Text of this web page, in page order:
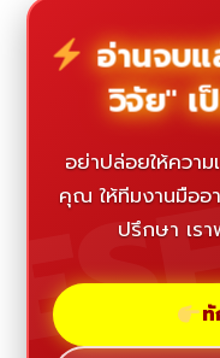
อ่านจบแ
วิจัย" เ
อย่าปล่อยให้ควา
คุณ ให้ทีมงานมืออ
ปรึกษา เร